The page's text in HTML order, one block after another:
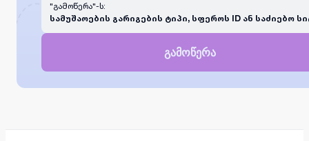
"გამოწერა"-ს:
სამუშაოების გარიგების ტიპი, სფეროს ID ან საძიებო
გამოწერა